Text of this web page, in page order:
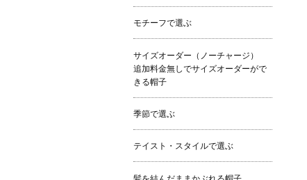
モチーフで選ぶ
サイズオーダー（ノーチャージ）
追加料金無しでサイズオーダーがで
きる帽子
季節で選ぶ
テイスト・スタイルで選ぶ